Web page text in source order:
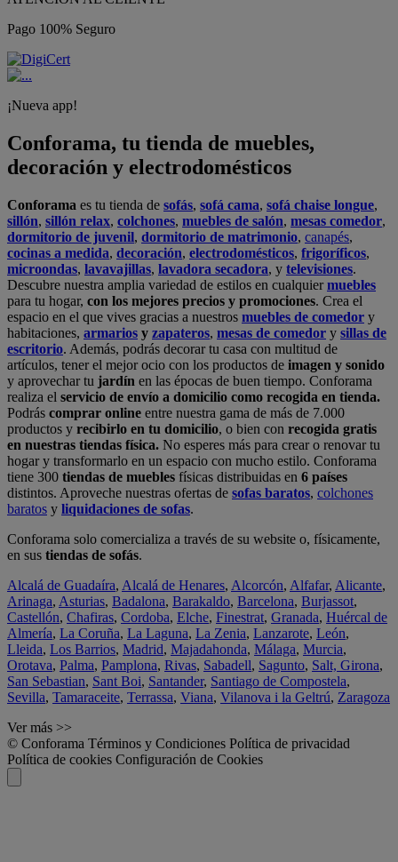
Pago 100% Seguro
¡Nueva app!
Conforama, tu tienda de muebles,
decoración y electrodomésticos
Conforama es tu tienda de sofás, sofá cama, sofá chaise longue,
sillón, sillón relax, colchones, muebles de salón, mesas comedor,
dormitorio de juvenil, dormitorio de matrimonio, canapés,
cocinas a medida, decoración, electrodomésticos, frigoríficos,
microondas, lavavajillas, lavadora secadora, y televisiones.
Descubre nuestra amplia variedad de estilos en cualquiermuebles
para tu hogar, con los mejores precios y promociones. Crea el
espacio en el que vives gracias a nuestros muebles de comedor y
habitaciones, armarios y zapateros, mesas de comedor y sillas de
escritorio. Además, podrás decorar tu casa con multitud de
artículos, tener el mejor ocio con los productos de imagen y sonido
y aprovechar tu jardín en las épocas de buen tiempo. Conforama
realiza el servicio de envío a domicilio como recogida en tienda.
Podrás comprar online entre nuestra gama de más de 7.000
productos y recibirlo en tu domicilio, o bien con recogida gratis
en nuestras tiendas física. No esperes más para crear o renovar tu
hogar y transformarlo en un espacio con mucho estilo. Conforama
tiene 300 tiendas de muebles físicas distribuidas en 6 países
distintos. Aproveche nuestras ofertas de sofas baratos, colchones
baratos y liquidaciones de sofas.
Conforama solo comercializa a través de su website o, físicamente,
en sus tiendas de sofás.
Alcalá de Guadaíra, Alcalá de Henares, Alcorcón, Alfafar, Alicante,
Arinaga, Asturias, Badalona, Barakaldo, Barcelona, Burjassot,
Castellón, Chafiras, Cordoba, Elche, Finestrat, Granada, Huércal de
Almería, La Coruña, La Laguna, La Zenia, Lanzarote, León,
Lleida, Los Barrios, Madrid, Majadahonda, Málaga, Murcia,
Orotava, Palma, Pamplona, Rivas, Sabadell, Sagunto, Salt, Girona,
San Sebastian, Sant Boi, Santander, Santiago de Compostela,
Sevilla, Tamaraceite, Terrassa, Viana, Vilanova i la Geltrú, Zaragoza
Ver más >>
© Conforama Términos y Condiciones Política de privacidad
Política de cookies Configuración de Cookies